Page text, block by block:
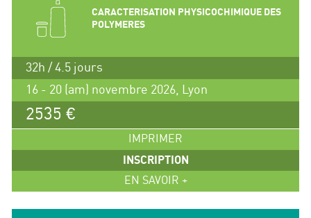
CARACTERISATION PHYSICOCHIMIQUE DES
POLYMERES
32h / 4.5 jours
16 - 20 (am) novembre 2026, Lyon
2535 €
IMPRIMER
INSCRIPTION
EN SAVOIR +